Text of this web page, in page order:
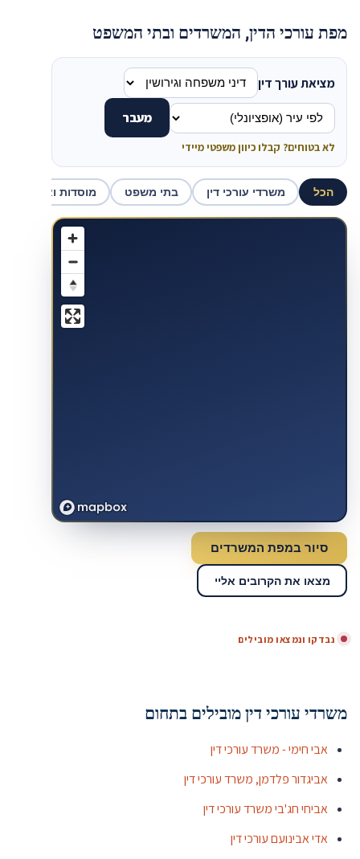
מפת עורכי הדין, המשרדים ובתי המשפט
מציאת עורך דין
מעבר
לא בטוחים? קבלו כיוון משפטי מיידי
הכל משרדי עורכי דין בתי משפט מוסדות ואכיפה
סיור במפת המשרדים
מצאו את הקרובים אליי
נבדקו ונמצאו מובילים
משרדי עורכי דין מובילים בתחום
אבי חימי - משרד עורכי דין
אביגדור פלדמן, משרד עורכי דין
אביחי חג'בי משרד עורכי דין
אדי אבינועם עורכי דין